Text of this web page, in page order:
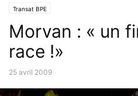
Transat BPE
Morvan : « un
race !»
25 avril 2009